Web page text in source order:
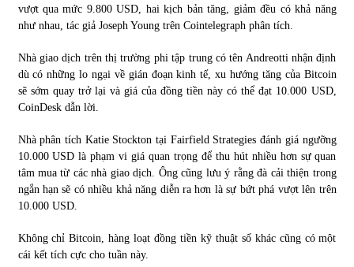
vượt qua mức 9.800 USD, hai kịch bản tăng, giảm đều có khả năng
như nhau, tác giả Joseph Young trên Cointelegraph phân tích.
Nhà giao dịch trên thị trường phi tập trung có tên Andreotti nhận định
dù có những lo ngại về gián đoạn kinh tế, xu hướng tăng của Bitcoin
sẽ sớm quay trở lại và giá của đồng tiền này có thể đạt 10.000 USD,
CoinDesk dẫn lời.
Nhà phân tích Katie Stockton tại Fairfield Strategies đánh giá ngưỡng
10.000 USD là phạm vi giá quan trọng để thu hút nhiều hơn sự quan
tâm mua từ các nhà giao dịch. Ông cũng lưu ý rằng đà cải thiện trong
ngắn hạn sẽ có nhiều khả năng diễn ra hơn là sự bứt phá vượt lên trên
10.000 USD.
Không chỉ Bitcoin, hàng loạt đồng tiền kỹ thuật số khác cũng có một
cái kết tích cực cho tuần này.